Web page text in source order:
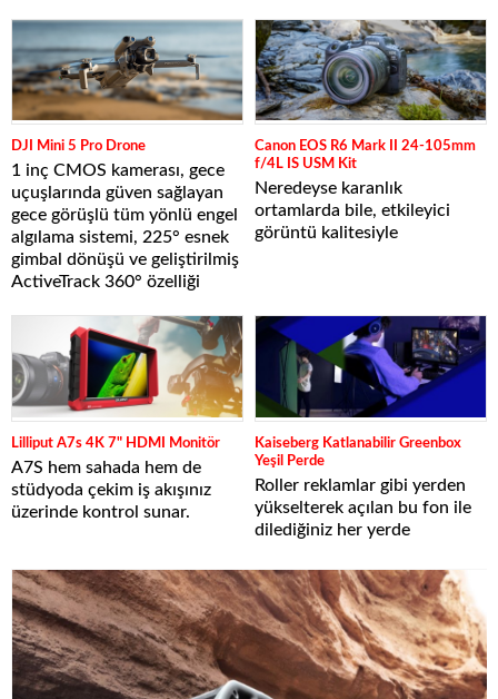
DJI Mini 5 Pro Drone
1 inç CMOS kamerası, gece
uçuşlarında güven sağlayan
gece görüşlü tüm yönlü engel
algılama sistemi, 225° esnek
gimbal dönüşü ve geliştirilmiş
ActiveTrack 360° özelliği
Canon EOS R6 Mark II 24-105mm
f/4L IS USM Kit
Neredeyse karanlık
ortamlarda bile, etkileyici
görüntü kalitesiyle
Lilliput A7s 4K 7" HDMI Monitör
A7S hem sahada hem de
stüdyoda çekim iş akışınız
üzerinde kontrol sunar.
Kaiseberg Katlanabilir Greenbox
Yeşil Perde
Roller reklamlar gibi yerden
yükselterek açılan bu fon ile
dilediğiniz her yerde